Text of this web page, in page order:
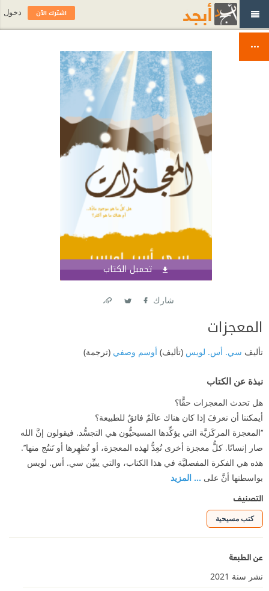
تحميل الكتاب
شارك
المعجزات
تأليف سي. أس. لويس (تأليف) أوسم وصفي (ترجمة)
نبذة عن الكتاب
هل تحدث المعجزات حقًّا؟
أيمكننا أن نعرفَ إذا كان هناك عالَمٌ فائقٌ للطبيعة؟
‘‘المعجزة المركَزيَّة التي يؤكِّدها المسيحيُّون هي التجسُّد. فيقولون إنَّ الله
صار إنسانًا. كلُّ معجزة أخرى تُعِدُّ لهذه المعجزة، أو تُظهِرها أو تَنتُج منها’’.
هذه هي الفكرة المفصليَّة في هذا الكتاب، والتي يبيِّن سي. أس. لويس
بواسطتها أنَّ على ... المزيد
التصنيف
كتب مسيحية
عن الطبعة
نشر سنة 2021
اشترك الآن دخول